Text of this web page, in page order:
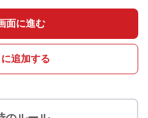
面に進む
追加する